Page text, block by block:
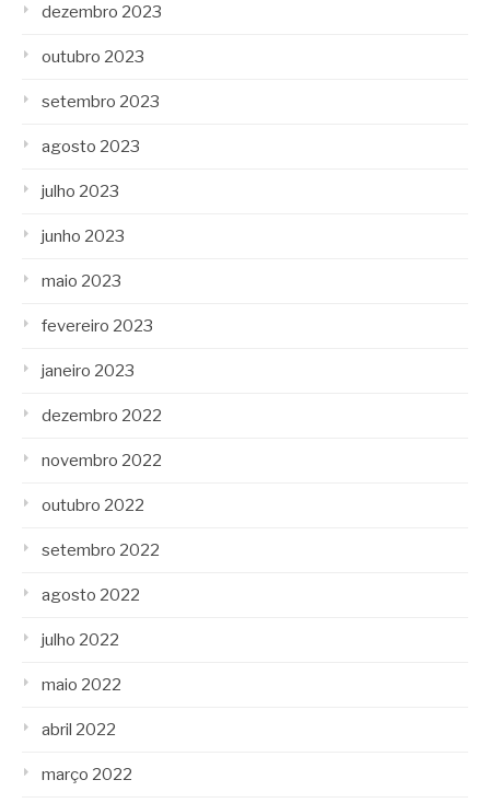
dezembro 2023
outubro 2023
setembro 2023
agosto 2023
julho 2023
junho 2023
maio 2023
fevereiro 2023
janeiro 2023
dezembro 2022
novembro 2022
outubro 2022
setembro 2022
agosto 2022
julho 2022
maio 2022
abril 2022
março 2022